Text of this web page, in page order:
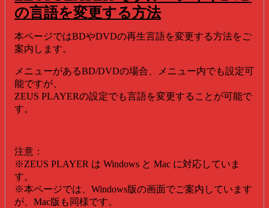
の言語を変更する方法
本ページではBDやDVDの再生言語を変更する方法をご
案内します。
メニューがあるBD/DVDの場合、メニュー内でも設定可
能ですが、
ZEUS PLAYERの設定でも言語を変更することが可能で
す。
注意：
※ZEUS PLAYER は Windows と Mac に対応していま
す。
※本ページでは、Windows版の画面でご案内しています
が、Mac版も同様です。